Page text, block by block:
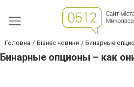
Головна Бізнес новини Бинарные
Бинарные опционы – как